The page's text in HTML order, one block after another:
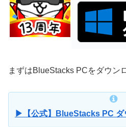
まずはBlueStacks PCをダウン
▶【公式】BlueStacks PC ダ